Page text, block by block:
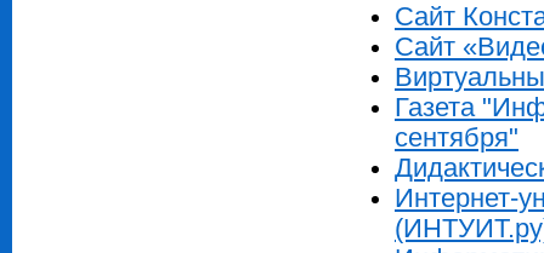
Сайт
Сайт
Газета
сентября"
Интернет-